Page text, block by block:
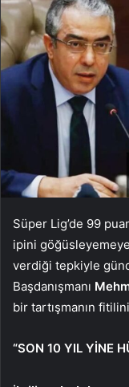
Süper Lig’de 99
ipini
verdiği tepkiyle
Başdanışmanı
bir tartışmanın
“SON 10 YIL YİNE